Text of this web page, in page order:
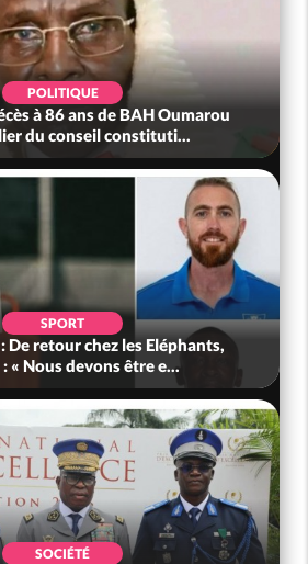
POLITIQUE
à 86 ans de BAH Oumarou
du conseil constituti...
SPORT
retour chez les Eléphants,
Nous devons être e...
SOCIÉTÉ